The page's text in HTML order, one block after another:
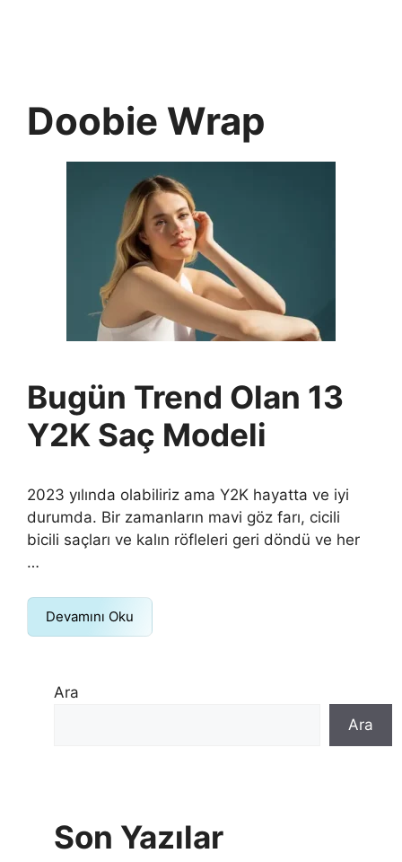
Doobie Wrap
Bugün Trend Olan 13
Y2K Saç Modeli
2023 yılında olabiliriz ama Y2K hayatta ve iyi
durumda. Bir zamanların mavi göz farı, cicili
bicili saçları ve kalın röfleleri geri döndü ve her
…
Devamını Oku
Ara
Ara
Son Yazılar